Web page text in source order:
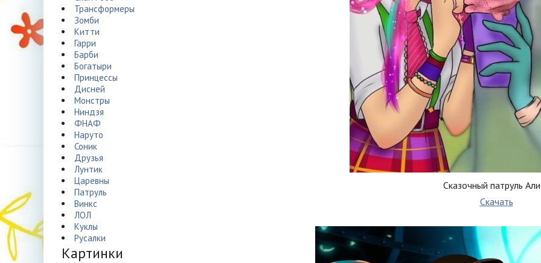
Сказочный патруль
Скачать
Трансформеры
Зомби
Китти
Гарри
Барби
Богатыри
Принцессы
Дисней
Монстры
Ниндзя
ФНАФ
Наруто
Соник
Друзья
Лунтик
Царевны
Патруль
Винкс
ЛОЛ
Куклы
Русалки
Картинки